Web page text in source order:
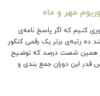
مهر و ماه
کنیم که اگر پاسخ‌ نامه‌ی
ده رتبه‌ی برتر یک رقمی کنکور
همین شصت درصد که توضیح
قدر این دوران جمع بندی و